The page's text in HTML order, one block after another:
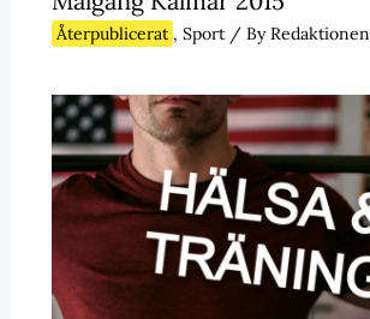
Återpublicerat , Sport/ ByRedaktionen